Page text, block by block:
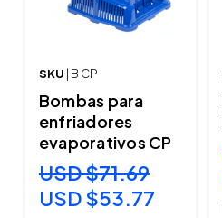
SKU | B CP
Bombas para
enfriadores
evaporativos CP
USD $71.69
USD $53.77